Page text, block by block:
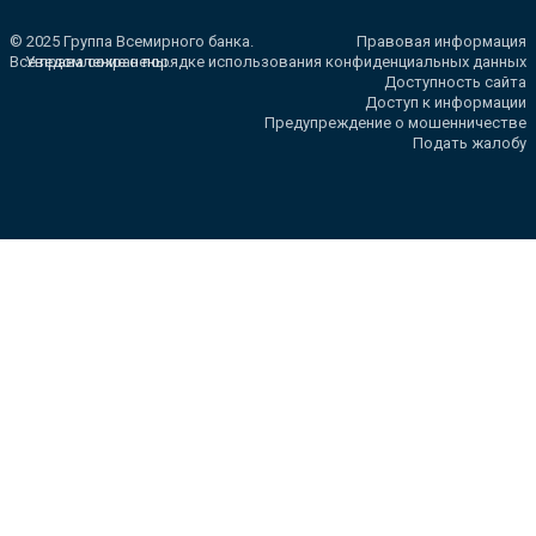
© 2025 Группа Всемирного банка.
Все права сохранены.
Правовая информация
Уведомление о порядке использования конфиденциальных данных
Доступность сайта
Доступ к информации
Предупреждение о мошенничестве
Подать жалобу